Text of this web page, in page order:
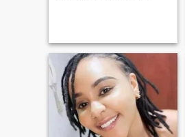
Roadtrips und Kocharbeiten
und bin bestrebt, mein Erbe
zu ehren und heute einen
bedeutenden Einfluss zu
erzielen. Freuen Sie sich
darauf, sich mit anderen
Kulturen, die Gemeinschaft
und Kultur schätzen, zu
verbinden, zu lernen und zu